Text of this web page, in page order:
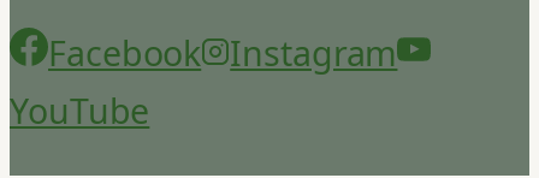
Facebook
Instagram
YouTube